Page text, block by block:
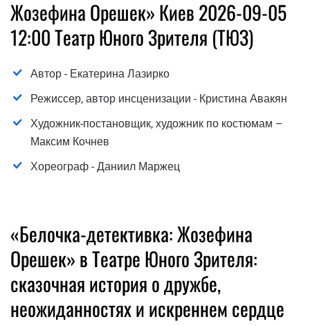
Жозефина Орешек» Киев 2026-09-05
12:00 Театр Юного Зрителя (ТЮЗ)
Автор - Екатерина Лазирко
Режиссер, автор инсценизации - Кристина Авакян
Художник-постановщик, художник по костюмам –
Максим Кочнев
Хореограф - Даниил Маржец
«Белочка-детективка: Жозефина
Орешек» в Театре Юного Зрителя:
сказочная история о дружбе,
неожиданностях и искреннем сердце